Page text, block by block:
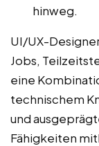
hinweg.
UI/UX-
Jobs,
eine
technischem
und
Fähigkeiten